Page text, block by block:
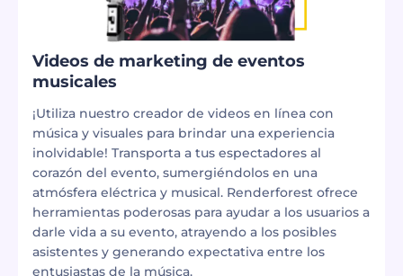
Videos de marketing de eventos
musicales
¡Utiliza nuestro creador de videos en línea con
música y visuales para brindar una experiencia
inolvidable! Transporta a tus espectadores al
corazón del evento, sumergiéndolos en una
atmósfera eléctrica y musical. Renderforest ofrece
herramientas poderosas para ayudar a los usuarios a
darle vida a su evento, atrayendo a los posibles
asistentes y generando expectativa entre los
entusiastas de la música.